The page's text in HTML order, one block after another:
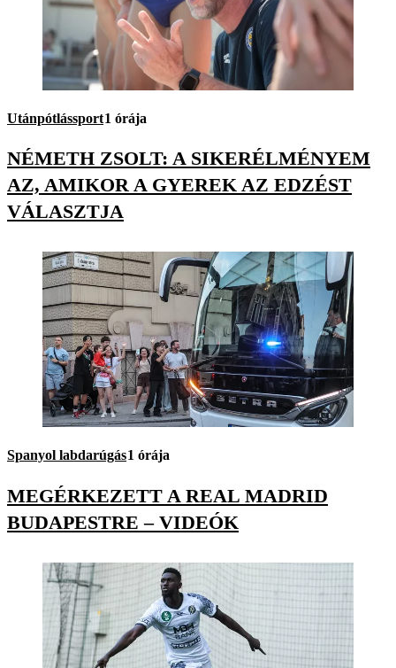
Utánpótlássport1 órája
NÉMETH ZSOLT: A SIKERÉLMÉNYEM
AZ, AMIKOR A GYEREK AZ EDZÉST
VÁLASZTJA
Spanyol labdarúgás1 órája
MEGÉRKEZETT A REAL MADRID
BUDAPESTRE – VIDEÓK